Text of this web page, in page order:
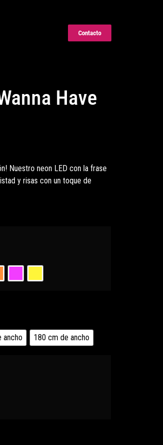
Contacto
Have
Nuestro neon LED con la frase
y risas con un toque de
ancho 180 cm de ancho